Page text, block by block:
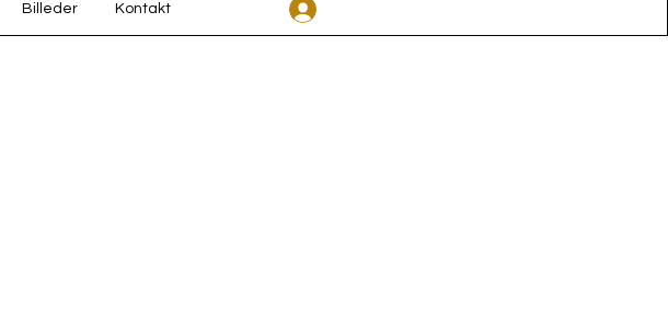
Billeder Kontakt